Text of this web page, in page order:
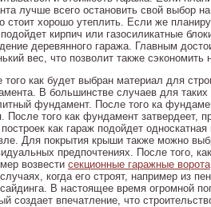
лучше всего остановить свой выбор
стоит хорошо утеплить. Если же
подойдет кирпич или газосиликатные
деревянного гаража. Главным
вес, что позволит также сэкономить
того как будет выбран материал для
В большинстве случаев для таких
фундамент. После того ка
После того как фундамент затвердеет,
построек как гараж подойдет
Для покрытия крыши также можно
предпочтениях. После того,
возвести секционные гаражные ворота
когда его строят, например из
В настоящее время огромной
создает впечатление, что